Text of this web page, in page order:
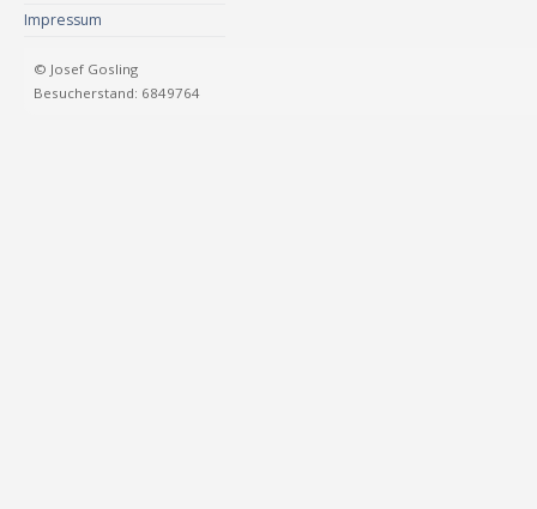
Impressum
© Josef Gosling
Besucherstand: 6849764